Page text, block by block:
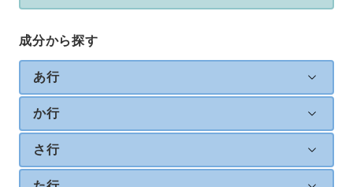
成分から探す
あ行
か行
さ行